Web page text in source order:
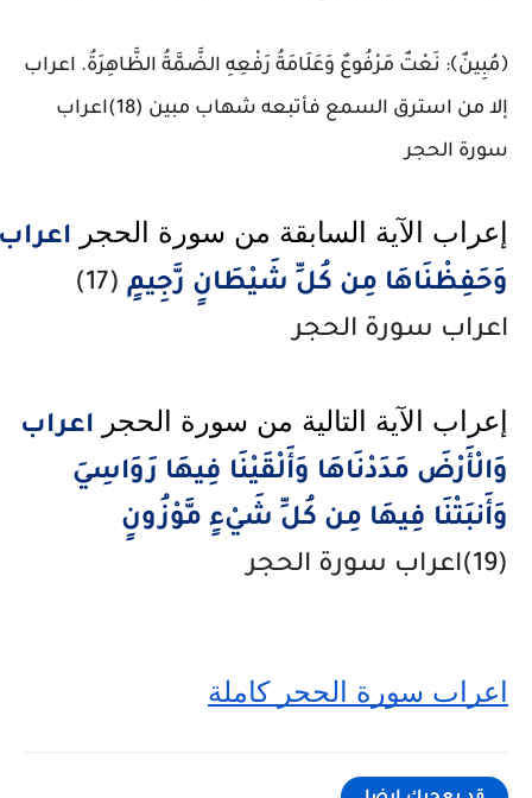
﴿مُبِينٌ﴾: نَعْتٌ مَرْفُوعٌ وَعَلَامَةُ رَفْعِهِ الضَّمَّةُ الظَّاهِرَةُ. اعراب
إلا من استرق السمع فأتبعه شهاب مبين (18)اعراب
سورة الحجر
إعراب الآية السابقة من سورة الحجر
اعراب
وَحَفِظْنَاهَا مِن كُلِّ شَيْطَانٍ رَّجِيمٍ
(17)
اعراب سورة الحجر
إعراب الآية التالية من سورة الحجر
اعراب
وَالْأَرْضَ مَدَدْنَاهَا وَأَلْقَيْنَا فِيهَا رَوَاسِيَ
وَأَنبَتْنَا فِيهَا مِن كُلِّ شَيْءٍ مَّوْزُونٍ
(19)اعراب سورة الحجر
اعراب سورة الحجر كاملة